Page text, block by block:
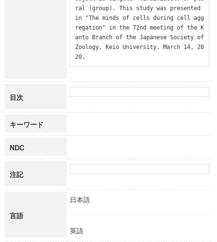
ral (group). This study was presented
in "The minds of cells during cell agg
regation" in the 72nd meeting of the K
anto Branch of the Japanese Society of
Zoology, Keio University, March 14, 20
20.
目次
キーワード
NDC
注記
言語
日本語
英語